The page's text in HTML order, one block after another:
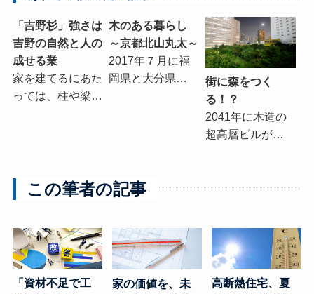
「吉野杉」強さは
吉野の自然と人の
成せる業
家を建てるにあた
っては、柱や梁…
木のある暮らし
～京都北山丸太～
2017年７月に福
岡県と大分県…
街に森をつく
る！？
2041年に木造の
超高層ビルが…
この筆者の記事
「資材不足で工
家の価値を、未
高断熱住宅、夏